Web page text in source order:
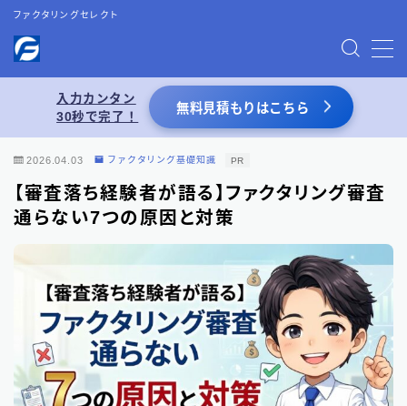
ファクタリングセレクト
MENU
お問い合わせ
特定商取引法表記
あわせて読みたい
【2026年8月最新】ファクタリング業者一覧
（66選）
入力カンタン
30秒で完了！
無料見積もりはこちら
2026.04.03 ファクタリング基礎知識 PR
【審査落ち経験者が語る】ファクタリング審査
通らない7つの原因と対策